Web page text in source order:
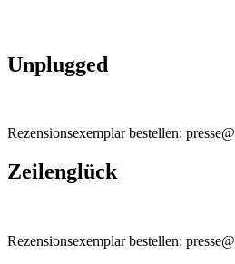
Unplugged
Rezensionsexemplar bestellen:
Zeilenglück
Rezensionsexemplar bestellen: